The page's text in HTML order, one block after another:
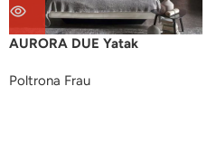
AURORA DUE Yatak
Poltrona Frau